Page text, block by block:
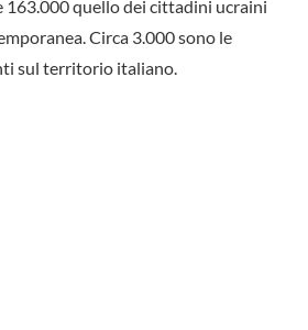
163.000 quello dei cittadini ucraini
Circa 3.000 sono le
sul territorio italiano.